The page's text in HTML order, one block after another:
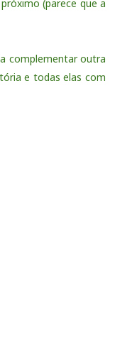
(parece que a
complementar outra
e todas elas com